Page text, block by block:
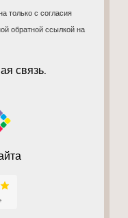
только с согласия
обратной ссылкой на
связь.